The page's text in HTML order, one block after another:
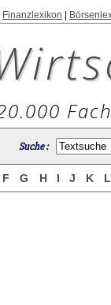
Finanzlexikon
Suche :
F G H I J K